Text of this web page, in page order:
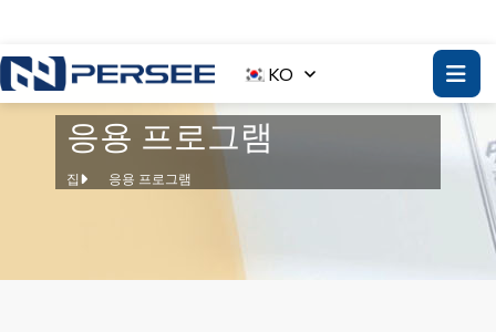
KO
응용 프로그램
집 응용 프로그램